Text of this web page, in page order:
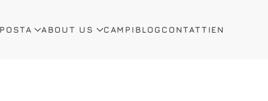
ABOUT US CAMPI BLOG CONTATTIEN